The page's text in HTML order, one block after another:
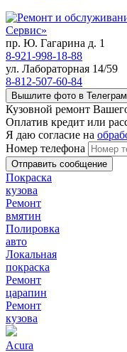
пр. Ю. Гагарина д. 1
8-921-998-18-88
ул. Лабораторная 14/59
8-812-507-60-84
Вышлите фото в Телеграм
Кузовной ремонт
Оплатив кредит или
Я даю согласие на
Номер телефона
Покраска
кузова
Ремонт
вмятин
Полировка
авто
Локальная
покраска
Ремонт
царапин
Ремонт
кузова
Acura